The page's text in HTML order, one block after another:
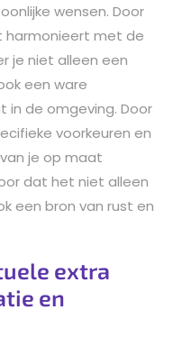
wensen. Door
harmonieert met de
je niet alleen een
een ware
de omgeving. Door
voorkeuren en
je op maat
dat het niet alleen
een bron van rust en
extra
en